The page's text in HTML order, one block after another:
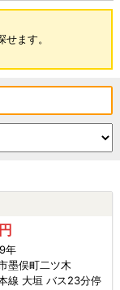
せます。
年
墨俣町二ツ木
線 大垣 バス23分停